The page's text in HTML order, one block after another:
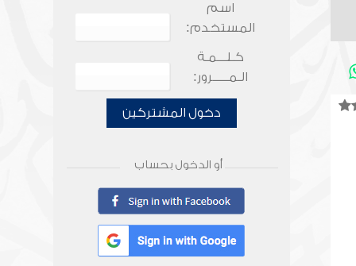
اسم
المستخدم:
كـلـــمـة
الـمـــــرور:
دخول المشتركين
أو الدخول بحساب